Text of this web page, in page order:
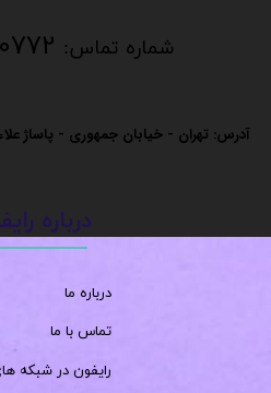
شماره تماس:
آدرس: تهران - خیابان جمهوری - پاساژ
درباره
درباره ما
تماس با ما
رایفون در شبکه